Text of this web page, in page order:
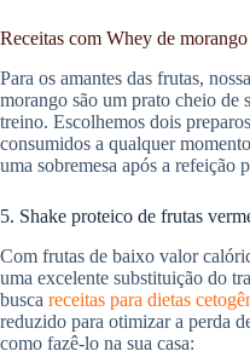
Receitas com Whey de morango
Para os amantes das frutas,
morango são um prato cheio de
treino. Escolhemos dois
consumidos a qualquer
uma sobremesa após a refeição
5. Shake proteico de frutas
Com frutas de baixo valor
uma excelente substituição do
busca receitas para dietas
reduzido para otimizar a perda
como fazê-lo na sua casa: